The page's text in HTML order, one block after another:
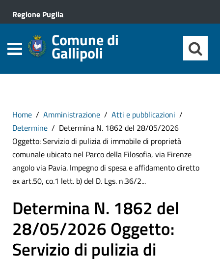
Regione Puglia
Comune di
Gallipoli
Home Amministrazione
Atti e pubblicazioni
Determine
Determina N. 1862 del 28/05/2026
Oggetto: Servizio di pulizia di immobile di proprietà
comunale ubicato nel Parco della Filosofia, via Firenze
angolo via Pavia. Impegno di spesa e affidamento diretto
ex art.50, co.1 lett. b) del D. Lgs. n.36/2...
Determina N. 1862 del
28/05/2026 Oggetto:
Servizio di pulizia di